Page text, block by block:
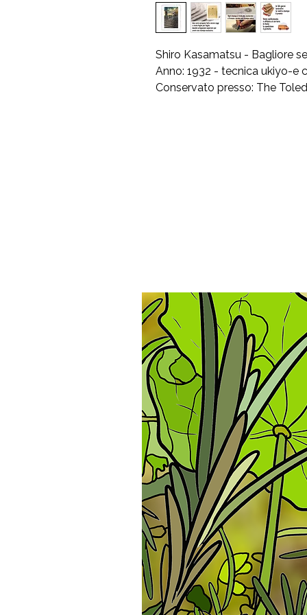
Shiro Kasamatsu - Bagliore
Anno: 1932 - tecnica ukiyo-e
Conservato presso: The